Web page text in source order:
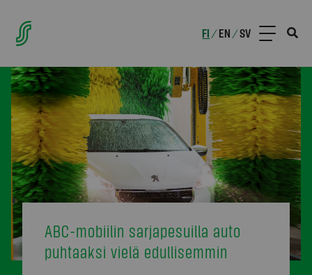
FI /EN /SV
ABC-mobiilin sarjapesuilla auto
puhtaaksi vielä edullisemmin